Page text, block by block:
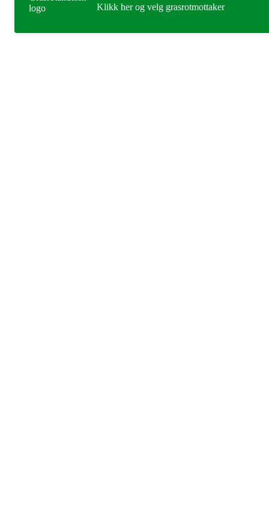
Klikk her og velg grasrotmottaker